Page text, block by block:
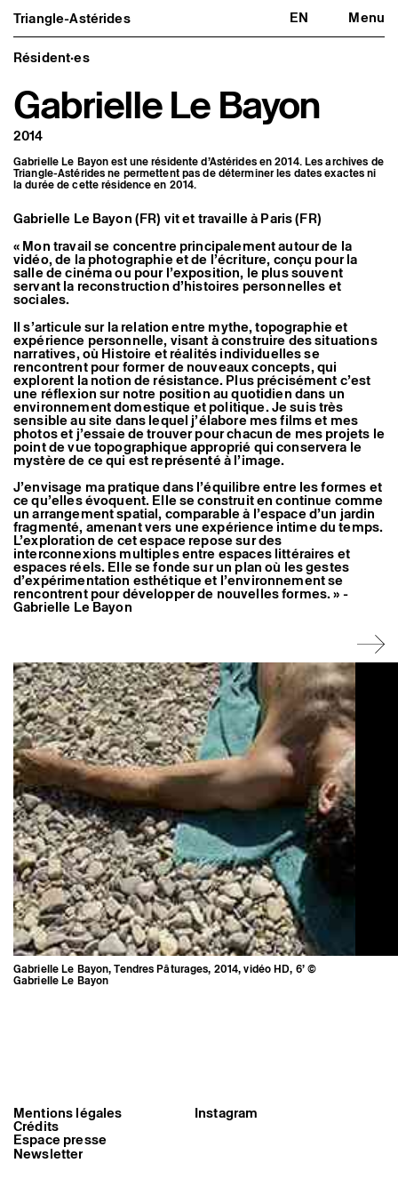
Triangle-Astérides EN Menu
Triangle-Astérides
Centre d’art contemporain
d’intérêt national
et résidence internationale d'artistes
Fermer
Présentation
À propos
Équipe et gouvernance
Formation professionnelle
Adhérer / nous soutenir
Informations pratiques
Programmation
Agenda : en cours et à venir
Expositions
Événements
Programmation éditoriale
Médiation
Publics associés
Les Nouveaux Commanditaires
Artistes résident·es et associé·es
Résident·es
Artistes associé·es
Hors-les-murs
Ancien·nes résident·es et artistes associé·es
Résident·es
Gabrielle Le Bayon
2014
Gabrielle Le Bayon est une résidente d’Astérides en 2014. Les archives de
Triangle-Astérides ne permettent pas de déterminer les dates exactes ni
la durée de cette résidence en 2014.
Gabrielle Le Bayon (FR) vit et travaille à Paris (FR)
« Mon travail se concentre principalement autour de la
vidéo, de la photographie et de l’écriture, conçu pour la
salle de cinéma ou pour l’exposition, le plus souvent
servant la reconstruction d’histoires personnelles et
sociales.
Il s’articule sur la relation entre mythe, topographie et
expérience personnelle, visant à construire des situations
narratives, où Histoire et réalités individuelles se
rencontrent pour former de nouveaux concepts, qui
explorent la notion de résistance. Plus précisément c’est
une réflexion sur notre position au quotidien dans un
environnement domestique et politique. Je suis très
sensible au site dans lequel j’élabore mes films et mes
photos et j’essaie de trouver pour chacun de mes projets le
point de vue topographique approprié qui conservera le
mystère de ce qui est représenté à l’image.
J’envisage ma pratique dans l’équilibre entre les formes et
ce qu’elles évoquent. Elle se construit en continue comme
un arrangement spatial, comparable à l’espace d’un jardin
fragmenté, amenant vers une expérience intime du temps.
L’exploration de cet espace repose sur des
interconnexions multiples entre espaces littéraires et
espaces réels. Elle se fonde sur un plan où les gestes
d’expérimentation esthétique et l’environnement se
rencontrent pour développer de nouvelles formes. » -
Gabrielle Le Bayon
Gabrielle Le Bayon, Tendres Pâturages, 2014, vidéo HD, 6’ ©
Gabrielle Le Bayon
Gabrielle Le Bayon, Tendres
Pâturages, 2014, vidéo HD, 6’ ©
Gabrielle Le Bayon
Instagram
Mentions légales
Crédits
Espace presse
Newsletter